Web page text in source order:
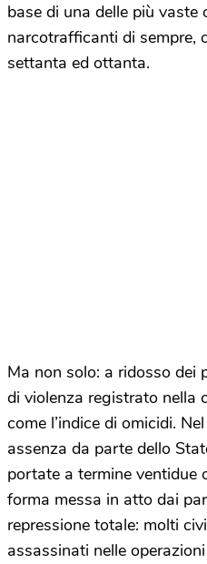
base di una delle più vaste
narcotrafficanti di sempre,
settanta ed ottanta.
Ma non solo: a ridosso dei
di violenza registrato nella
come l’indice di omicidi.
assenza da parte dello
portate a termine ventidue
forma messa in atto dai
repressione totale: molti
assassinati nelle